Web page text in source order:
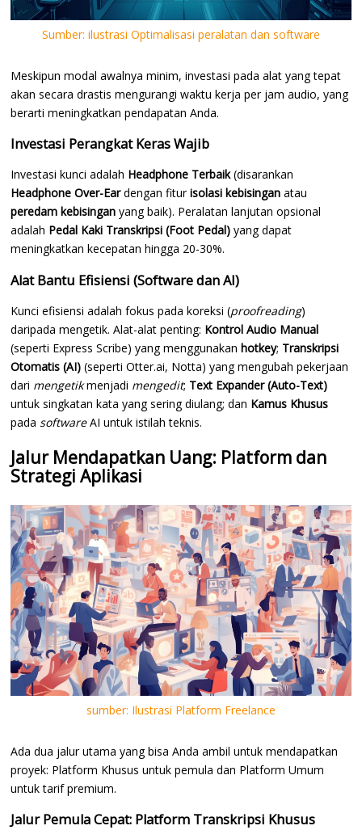
Sumber: ilustrasi Optimalisasi peralatan dan software
Meskipun modal awalnya minim, investasi pada alat yang tepat
akan secara drastis mengurangi waktu kerja per jam audio, yang
berarti meningkatkan pendapatan Anda.
Investasi Perangkat Keras Wajib
Investasi kunci adalah Headphone Terbaik(disarankan
Headphone Over-Eardengan fiturisolasi kebisingan atau
peredam kebisingan yang baik). Peralatan lanjutan opsional
adalah Pedal Kaki Transkripsi (Foot Pedal) yang dapat
meningkatkan kecepatan hingga 20-30%.
Alat Bantu Efisiensi (Software dan AI)
Kunci efisiensi adalah fokus pada koreksi (proofreading)
daripada mengetik. Alat-alat penting: Kontrol Audio Manual
(seperti Express Scribe) yang menggunakanhotkey; Transkripsi
Otomatis (AI) (seperti Otter.ai, Notta) yang mengubah pekerjaan
dari mengetikmenjadi mengedit; Text Expander (Auto-Text)
untuk singkatan kata yang sering diulang; dan Kamus Khusus
pada softwareAI untuk istilah teknis.
Jalur Mendapatkan Uang: Platform dan
Strategi Aplikasi
sumber: Ilustrasi Platform Freelance
Ada dua jalur utama yang bisa Anda ambil untuk mendapatkan
proyek: Platform Khusus untuk pemula dan Platform Umum
untuk tarif premium.
Jalur Pemula Cepat: Platform Transkripsi Khusus